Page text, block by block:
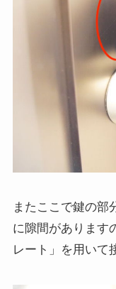
またここで鍵の部
に隙間があります
レート」を用いて